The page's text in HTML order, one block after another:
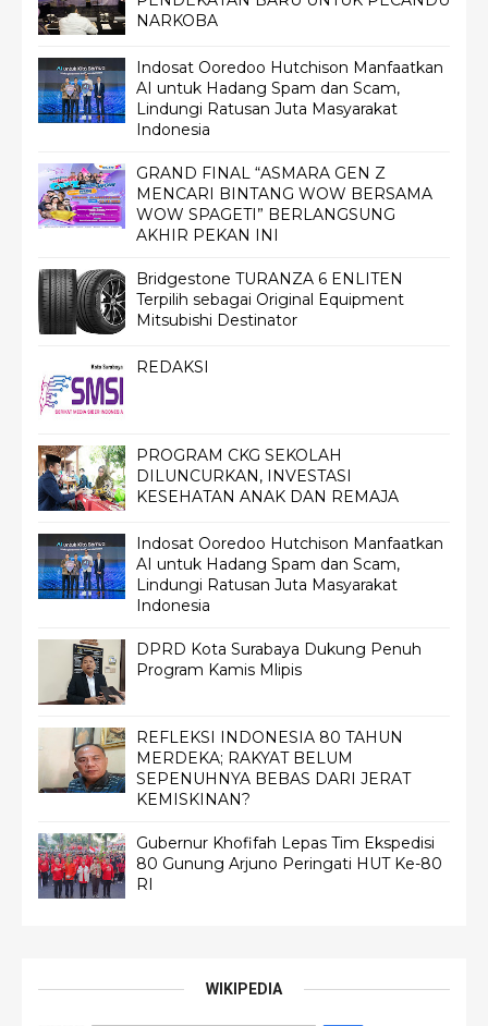
NARKOBA
Indosat Ooredoo Hutchison Manfaatkan
AI untuk Hadang Spam dan Scam,
Lindungi Ratusan Juta Masyarakat
Indonesia
GRAND FINAL “ASMARA GEN Z
MENCARI BINTANG WOW BERSAMA
WOW SPAGETI” BERLANGSUNG
AKHIR PEKAN INI
Bridgestone TURANZA 6 ENLITEN
Terpilih sebagai Original Equipment
Mitsubishi Destinator
REDAKSI
PROGRAM CKG SEKOLAH
DILUNCURKAN, INVESTASI
KESEHATAN ANAK DAN REMAJA
Indosat Ooredoo Hutchison Manfaatkan
AI untuk Hadang Spam dan Scam,
Lindungi Ratusan Juta Masyarakat
Indonesia
DPRD Kota Surabaya Dukung Penuh
Program Kamis Mlipis
REFLEKSI INDONESIA 80 TAHUN
MERDEKA; RAKYAT BELUM
SEPENUHNYA BEBAS DARI JERAT
KEMISKINAN?
Gubernur Khofifah Lepas Tim Ekspedisi
80 Gunung Arjuno Peringati HUT Ke-80
RI
WIKIPEDIA